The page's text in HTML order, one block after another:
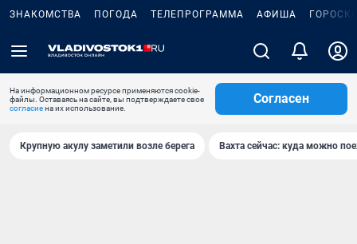
ЗНАКОМСТВА ПОГОДА ТЕЛЕПРОГРАММА АФИША
На информационном ресурсе применяются cookie-
файлы. Оставаясь на сайте, вы подтверждаете свое
согласиена их использование.
Согласен
Крупную акулу заметили возле берега Вахта сейчас: куда можно